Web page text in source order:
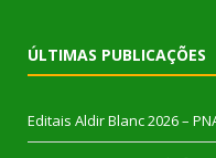
ÚLTIMAS PUBLICAÇÕES
Editais Aldir Blanc 2026 –